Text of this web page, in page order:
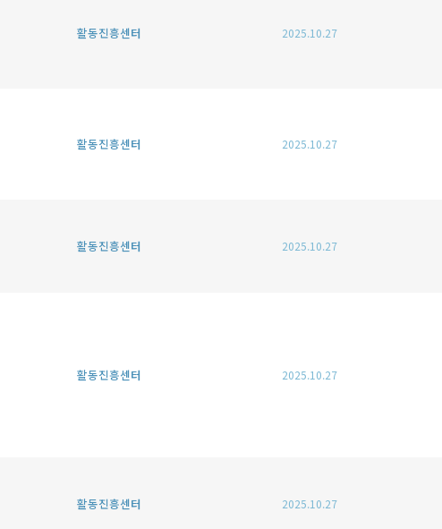
활동진흥센터 2025.10.27
활동진흥센터 2025.10.27
활동진흥센터 2025.10.27
활동진흥센터 2025.10.27
활동진흥센터 2025.10.27